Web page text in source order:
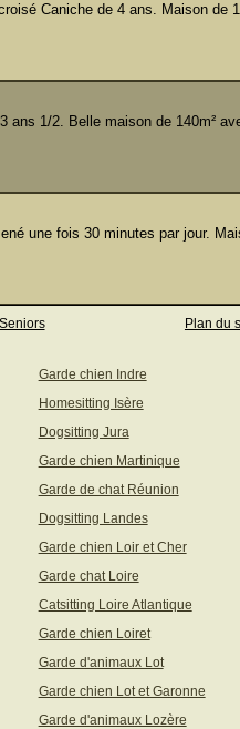
Caniche de 4 ans. Maison de
1/2. Belle maison de 140m²
une fois 30 minutes par jour.
Plan du
Garde chien Indre
Homesitting Isère
Dogsitting Jura
Garde chien Martinique
Garde de chat Réunion
Dogsitting Landes
Garde chien Loir et Cher
Garde chat Loire
Catsitting Loire Atlantique
Garde chien Loiret
Garde d'animaux Lot
Garde chien Lot et Garonne
Garde d'animaux Lozère